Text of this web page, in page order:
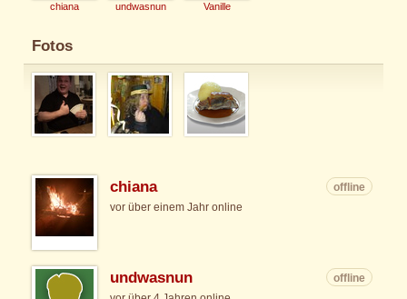
chiana undwasnun Vanille
Fotos
chiana
offline
vor über einem Jahr online
undwasnun
offline